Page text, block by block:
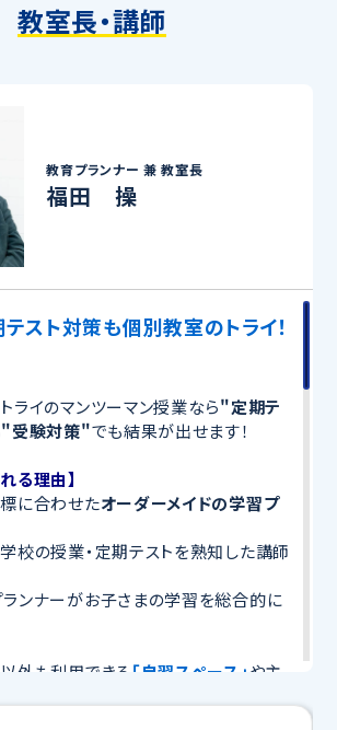
教室長・講師
教育プランナー 兼教室長
福田 操
スト対策も個別教室のトライ！
トライのマンツーマン授業なら"定期テ
"受験対策"でも結果が出せます！
る理由】
に合わせたオーダーメイドの学習プ
校の授業・定期テストを熟知した講師
ランナーがお子さまの学習を総合的に
外も利用できる 「自習スペース」や主